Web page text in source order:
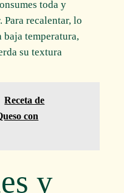
toda y
recalentar, lo
baja temperatura,
su textura
Receta de
con
y